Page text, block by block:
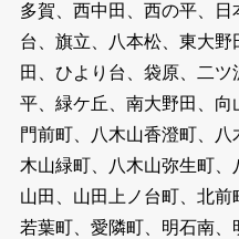
多賀、西中田、西の平、
台、旗立、八本松、東大
田、ひより台、袋原、二
平、緑ケ丘、南大野田、向
門前町、八木山香澄町、
木山緑町、八木山弥生町、
山田、山田上ノ台町、北前
若葉町、愛隣町、明石南